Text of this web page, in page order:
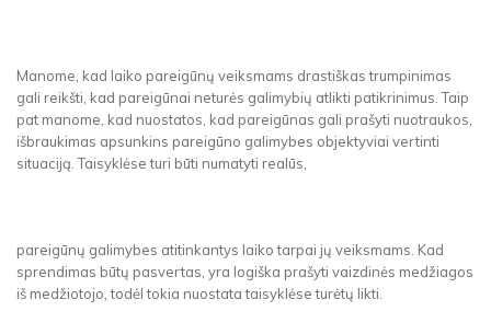
Manome, kad laiko pareigūnų veiksmams drastiškas trumpinimas
gali reikšti, kad pareigūnai neturės galimybių atlikti patikrinimus. Taip
pat manome, kad nuostatos, kad pareigūnas gali prašyti nuotraukos,
išbraukimas apsunkins pareigūno galimybes objektyviai vertinti
situaciją. Taisyklėse turi būti numatyti realūs,
pareigūnų galimybes atitinkantys laiko tarpai jų veiksmams. Kad
sprendimas būtų pasvertas, yra logiška prašyti vaizdinės medžiagos
iš medžiotojo, todėl tokia nuostata taisyklėse turėtų likti.